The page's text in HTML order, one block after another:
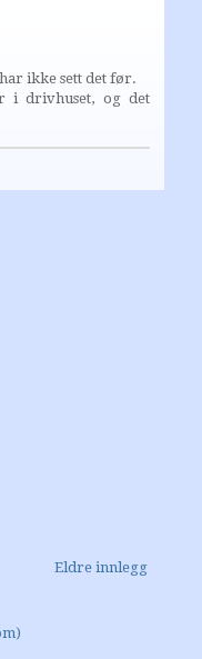
ikke sett det før.
i drivhuset, og det
Eldre innlegg